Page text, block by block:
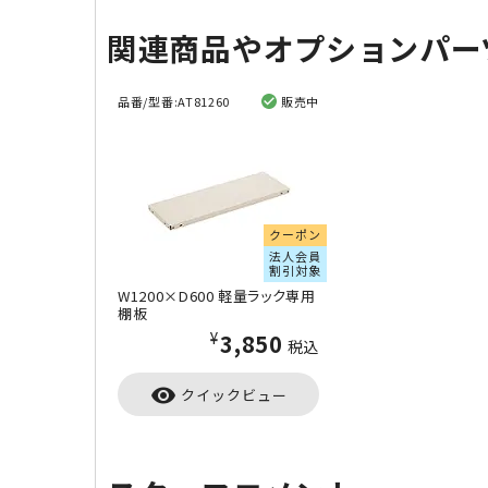
関連商品やオプションパ
品番/型番:AT81260 販売中
クーポン
法人会員
割引対象
W1200×D600 軽量ラック専用
棚板
¥3,850 税込
visibility クイックビュー